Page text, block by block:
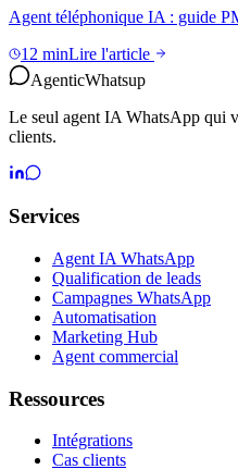
Agent téléphonique IA : guide
12 minLire l'article
AgenticWhatsup
Le seul agent IA WhatsApp qui
clients.
Services
Agent IA WhatsApp
Qualification de leads
Campagnes WhatsApp
Automatisation
Marketing Hub
Agent commercial
Ressources
Intégrations
Cas clients